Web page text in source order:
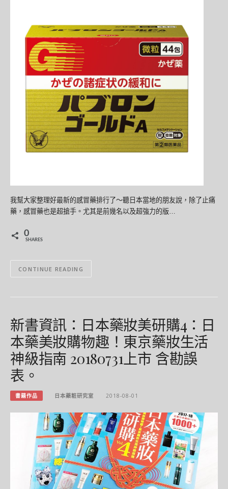
我幫大家整理好最新的感冒藥排行了～聽日本當地的朋友說，除了止痛
藥，感冒藥也是超搶手。尤其是前幾名以及超強力的版…
0
SHARES
CONTINUE READING
新書資訊：日本藥妝美研購4：日
本藥美妝購物趣！東京藥妝生活
神級指南 20180731上市 含勘誤
表。
書籍作品 日本藥粧研究室 2018-08-01